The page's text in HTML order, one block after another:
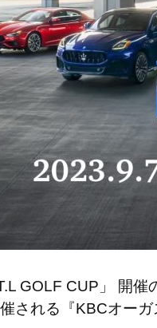
GOLF CUP」 開催
される『KBCオー